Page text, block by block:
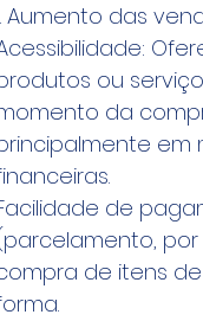
Aumento das
ou
da
em
de
de itens